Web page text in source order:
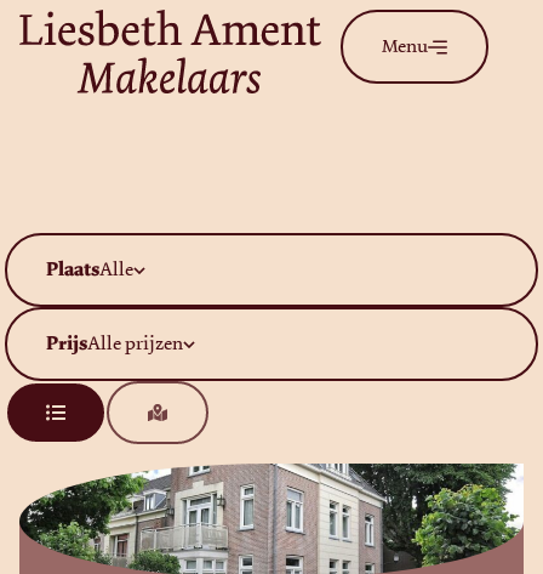
Menu
PlaatsAlle
PrijsAlle prijzen
Beschikbaar